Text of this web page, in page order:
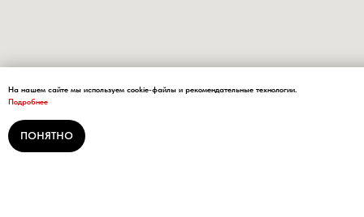
На нашем сайте мы используем cookie-файлы и рекомендательные технологии.
Подробнее
ПОНЯТНО